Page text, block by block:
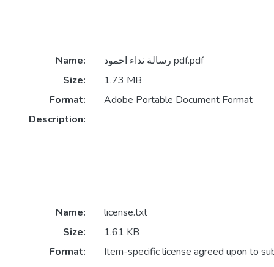
Name:
رسالة نداء احمود pdf.pdf
Size:
1.73 MB
Format:
Adobe Portable Document Format
Description:
Name:
license.txt
Size:
1.61 KB
Format:
Item-specific license agreed upon to